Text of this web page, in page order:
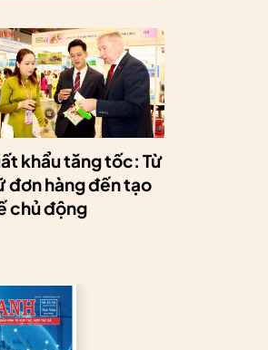
khẩu tăng tốc: Từ
đơn hàng đến tạo
chủ động